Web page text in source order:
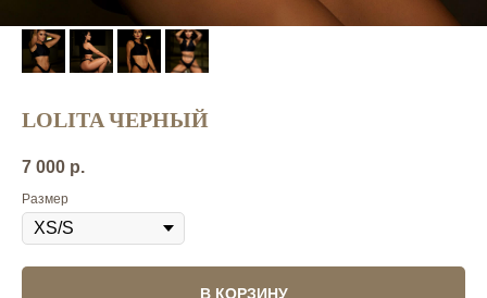
LOLITA ЧЕРНЫЙ
7 000 р.
Размер
В КОРЗИНУ